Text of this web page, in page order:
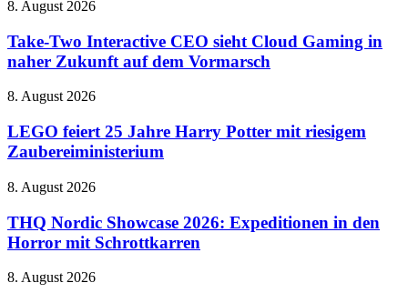
neuen
auf
Handy
Take-
Interactive
CEO
sieht
Gaming
naher
Zukunft
dem
8. August 2026
Take-Two Interactive CEO sieht Cloud Gaming in
naher Zukunft auf dem Vormarsch
LEGO
25
Jahre
Harry
mit
Zaubereiministerium
8. August 2026
LEGO feiert 25 Jahre Harry Potter mit riesigem
Zaubereiministerium
THQ
Showcase
2026:
Expeditionen
den
8. August 2026
THQ Nordic Showcase 2026: Expeditionen in den
Horror mit Schrottkarren
The
8. August 2026